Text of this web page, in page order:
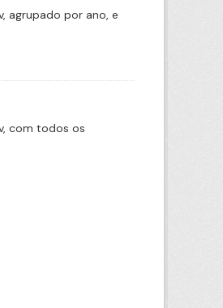
agrupado por ano, e
com todos os